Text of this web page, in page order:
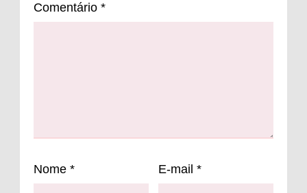
Comentário *
Nome * E-mail *